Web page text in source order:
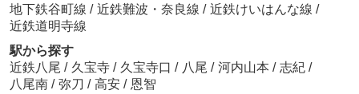
地下鉄谷町線 / 近鉄難波・奈良線 / 近鉄けいはんな線 /
近鉄道明寺線
駅から探す
近鉄八尾 / 久宝寺 / 久宝寺口 / 八尾 / 河内山本 / 志紀 /
八尾南 / 弥刀 / 高安 / 恩智